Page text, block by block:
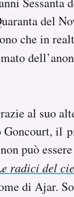
del
che in
al suo
Goncourt, il
può
radici del
di Ajar.